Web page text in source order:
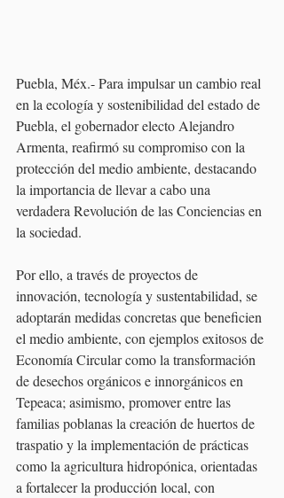
Puebla, Méx.- Para impulsar un cambio real
en la ecología y sostenibilidad del estado de
Puebla, el gobernador electo Alejandro
Armenta, reafirmó su compromiso con la
protección del medio ambiente, destacando
la importancia de llevar a cabo una
verdadera Revolución de las Conciencias en
la sociedad.
Por ello, a través de proyectos de
innovación, tecnología y sustentabilidad, se
adoptarán medidas concretas que beneficien
el medio ambiente, con ejemplos exitosos de
Economía Circular como la transformación
de desechos orgánicos e innorgánicos en
Tepeaca; asimismo, promover entre las
familias poblanas la creación de huertos de
traspatio y la implementación de prácticas
como la agricultura hidropónica, orientadas
a fortalecer la producción local, con